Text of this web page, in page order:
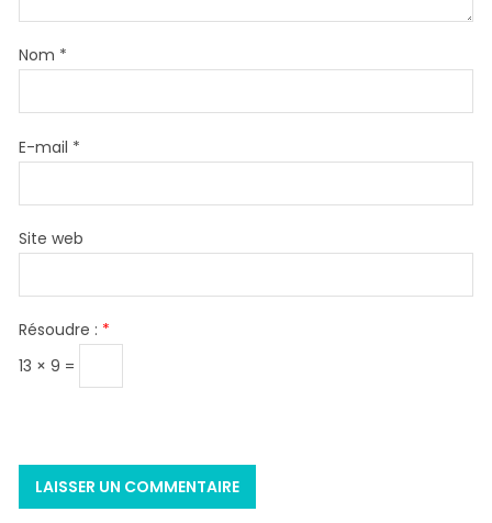
Nom *
E-mail *
Site web
Résoudre : *
13 × 9 =